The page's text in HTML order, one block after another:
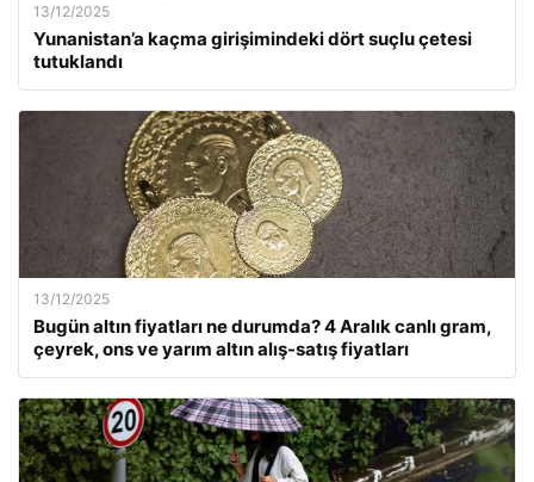
13/12/2025
Yunanistan’a kaçma girişimindeki dört suçlu çetesi
tutuklandı
13/12/2025
Bugün altın fiyatları ne durumda? 4 Aralık canlı gram,
çeyrek, ons ve yarım altın alış-satış fiyatları